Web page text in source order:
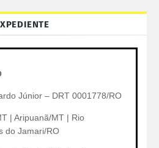
Júnior – DRT 0001778/RO
| Aripuanã/MT | Rio
do Jamari/RO